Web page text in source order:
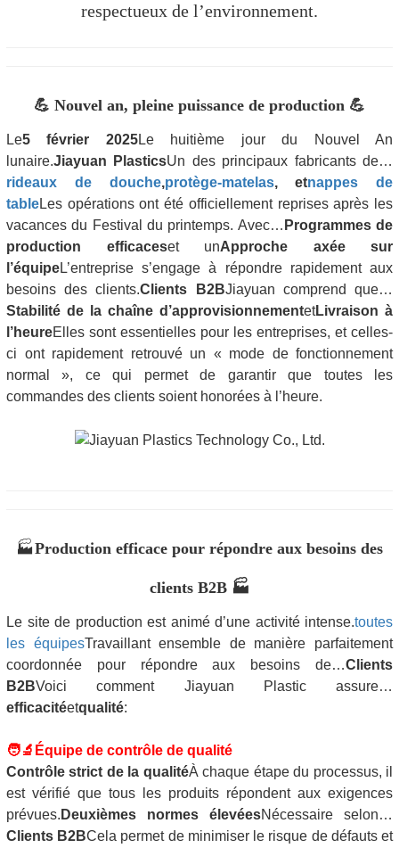
respectueux de l’environnement.
💪 Nouvel an, pleine puissance de production 💪
Le5 février 2025Le huitième jour du Nouvel An
lunaire.Jiayuan PlasticsUn des principaux fabricants de…
rideaux de douche,protège-matelas, etnappes de
tableLes opérations ont été officiellement reprises après les
vacances du Festival du printemps. Avec… Programmes de
production efficaceset unApproche axée sur
l’équipeL’entreprise s’engage à répondre rapidement aux
besoins des clients.Clients B2BJiayuan comprend que…
Stabilité de la chaîne d’approvisionnementetLivraison à
l’heureElles sont essentielles pour les entreprises, et celles-
ci ont rapidement retrouvé un « mode de fonctionnement
normal », ce qui permet de garantir que toutes les
commandes des clients soient honorées à l’heure.
🏭Production efficace pour répondre aux besoins des
clients B2B 🏭
Le site de production est animé d’une activité intense.toutes
les équipesTravaillant ensemble de manière parfaitement
coordonnée pour répondre aux besoins de…Clients
B2BVoici comment Jiayuan Plastic assure…
efficacitéetqualité:
🧑‍🔬 Équipe de contrôle de qualité
Contrôle strict de la qualitéÀ chaque étape du processus, il
est vérifié que tous les produits répondent aux exigences
prévues. Deuxièmes normes élevéesNécessaire selon…
Clients B2BCela permet de minimiser le risque de défauts et